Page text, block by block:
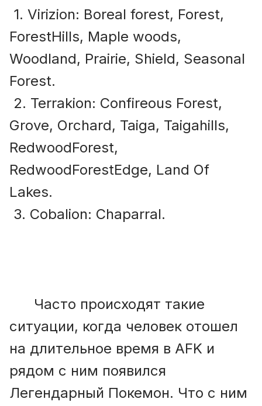
1. Virizion: Boreal forest, Forest,
ForestHills, Maple woods,
Woodland, Prairie, Shield, Seasonal
Forest.
2. Terrakion: Confireous Forest,
Grove, Orchard, Taiga, Taigahills,
RedwoodForest,
RedwoodForestEdge, Land Of
Lakes.
3. Cobalion: Chaparral.
Часто происходят такие
ситуации, когда человек отошел
на длительное время в AFK и
рядом с ним появился
Легендарный Покемон. Что с ним